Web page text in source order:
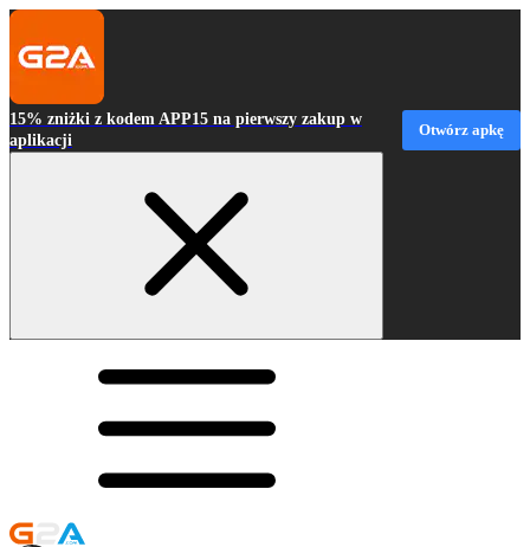
15% zniżki z kodem APP15 na pierwszy zakup w
aplikacji
Otwórz apkę